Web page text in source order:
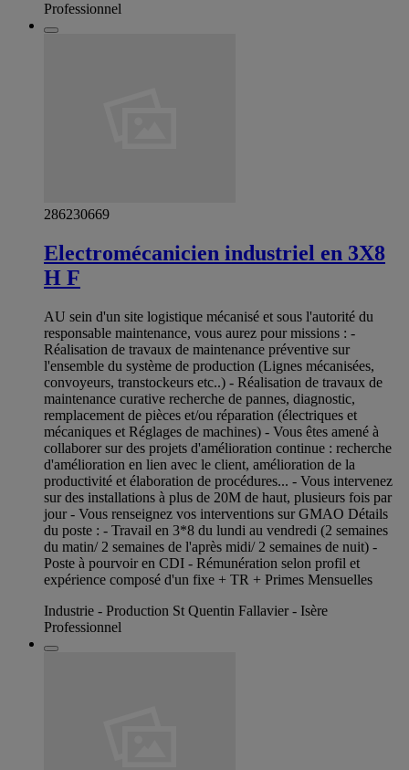
Professionnel
286230669
Electromécanicien industriel en 3X8
H F
AU sein d'un site logistique mécanisé et sous l'autorité du
responsable maintenance, vous aurez pour missions : -
Réalisation de travaux de maintenance préventive sur
l'ensemble du système de production (Lignes mécanisées,
convoyeurs, transtockeurs etc..) - Réalisation de travaux de
maintenance curative recherche de pannes, diagnostic,
remplacement de pièces et/ou réparation (électriques et
mécaniques et Réglages de machines) - Vous êtes amené à
collaborer sur des projets d'amélioration continue : recherche
d'amélioration en lien avec le client, amélioration de la
productivité et élaboration de procédures... - Vous intervenez
sur des installations à plus de 20M de haut, plusieurs fois par
jour - Vous renseignez vos interventions sur GMAO Détails
du poste : - Travail en 3*8 du lundi au vendredi (2 semaines
du matin/ 2 semaines de l'après midi/ 2 semaines de nuit) -
Poste à pourvoir en CDI - Rémunération selon profil et
expérience composé d'un fixe + TR + Primes Mensuelles
Industrie - Production St Quentin Fallavier - Isère
Professionnel